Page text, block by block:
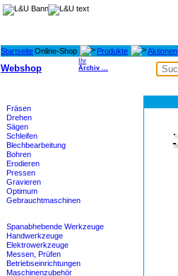
StartseiteOnline-Shop Produkte Aktionen
Webshop
Ihr
Archiv ...
Fräsen
Drehen
Sägen
Schleifen
Blechbearbeitung
Bohren
Erodieren
Pressen
Gravieren
Optimum
Gebrauchtmaschinen
Spanabhebende Werkzeuge
Handwerkzeuge
Elektrowerkzeuge
Messen, Prüfen
Betriebseinrichtungen
Maschinenzubehör